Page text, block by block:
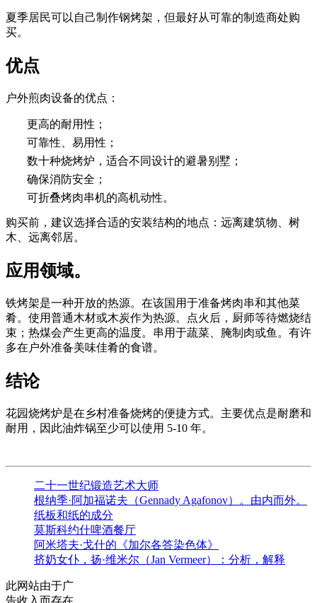
夏季居民可以自己制作钢烤架，但最好从可靠的制造商处购
买。
优点
户外煎肉设备的优点：
更高的耐用性；
可靠性、易用性；
数十种烧烤炉，适合不同设计的避暑别墅；
确保消防安全；
可折叠烤肉串机的高机动性。
购买前，建议选择合适的安装结构的地点：远离建筑物、树
木、远离邻居。
应用领域。
铁烤架是一种开放的热源。在该国用于准备烤肉串和其他菜
肴。使用普通木材或木炭作为热源。点火后，厨师等待燃烧结
束；热煤会产生更高的温度。串用于蔬菜、腌制肉或鱼。有许
多在户外准备美味佳肴的食谱。
结论
花园烧烤炉是在乡村准备烧烤的便捷方式。主要优点是耐磨和
耐用，因此油炸锅至少可以使用 5-10 年。
二十一世纪锻造艺术大师
根纳季·阿加福诺夫（Gennady Agafonov）。由内而外。
纸板和纸的成分
莫斯科约什啤酒餐厅
阿米塔夫·戈什的《加尔各答染色体》
挤奶女仆，扬·维米尔（Jan Vermeer）：分析，解释
此网站由于广
告收入而存在。